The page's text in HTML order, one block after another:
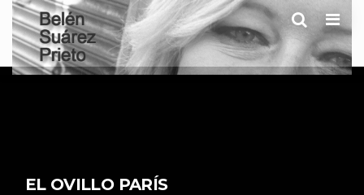
EL OVILLO PARÍS